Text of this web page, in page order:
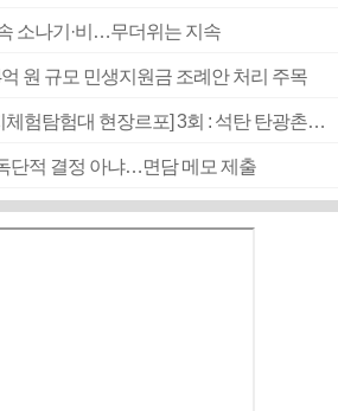
소나기·비…무더위는 지속
원 규모 민생지원금 조례안 처리 주목
[2026 부산청소년극지체험탐험대 현장르포] 3회 : 석탄 탄광촌에서 북극 연구의 중심지로
단적 결정 아냐…면담 메모 제출